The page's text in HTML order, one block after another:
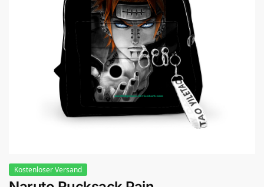
Kostenloser Versand